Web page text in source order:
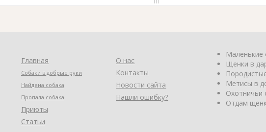
Главная
Собаки в добрые руки
Найдена собака
Пропала собака
Приюты
Статьи
О нас
Контакты
Новости сайта
Нашли ошибку?
Маленькие
Щенки в
Метисы в
Охотничьи
Отдам